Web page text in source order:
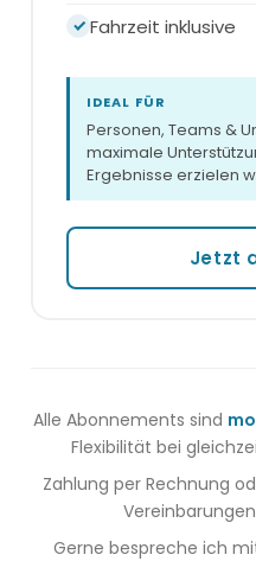
Fahrzeit inklusive
IDEAL FÜR
Personen, Teams &
maximale
Ergebnisse erzielen
Jetzt
Alle Abonnements sind
Flexibilität bei
Zahlung per Rechnung
Gerne bespreche ich